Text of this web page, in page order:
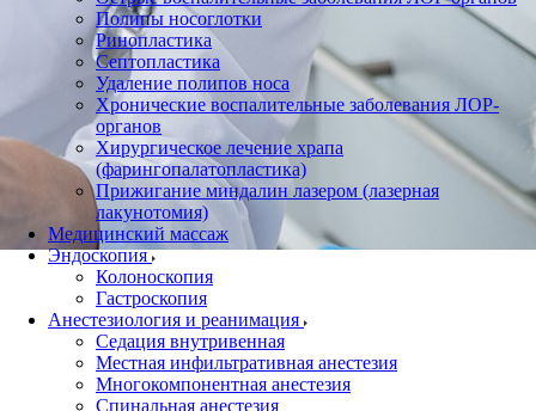
Полипы носоглотки
Ринопластика
Септопластика
Удаление полипов носа
Хронические воспалительные заболевания ЛОР-
органов
Хирургическое лечение храпа
(фарингопалатопластика)
Прижигание миндалин лазером (лазерная
лакунотомия)
Медицинский массаж
Эндоскопия
Колоноскопия
Гастроскопия
Анестезиология и реанимация
Cедация внутривенная
Местная инфильтративная анестезия
Многокомпонентная анестезия
Спинальная анестезия